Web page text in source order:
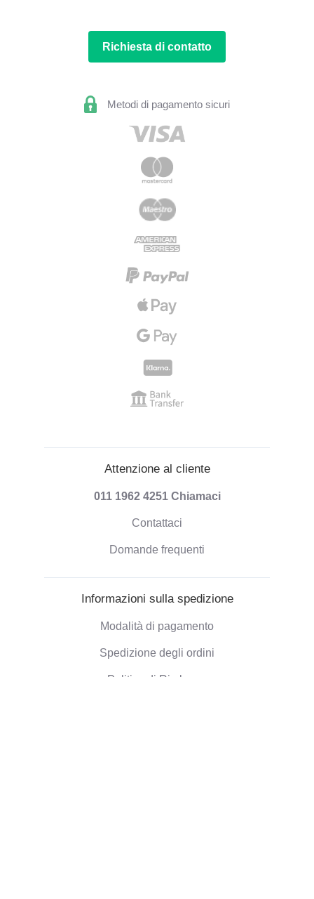
Richiesta di contatto
Metodi di pagamento sicuri
Attenzione al cliente
011 1962 4251 Chiamaci
Contattaci
Domande frequenti
Informazioni sulla spedizione
Modalità di pagamento
Spedizione degli ordini
Politica di Rimborso